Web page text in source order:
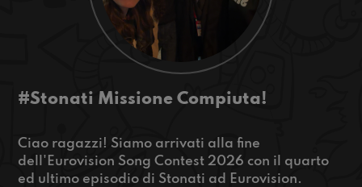
#Stonati Missione Compiuta!
Ciao ragazzi! Siamo arrivati alla fine
dell'Eurovision Song Contest 2026 con il quarto
ed ultimo episodio di Stonati ad Eurovision.